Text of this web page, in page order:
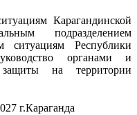
Карагандинской
подразделением
ситуациям Республики
органами и
защиты на территории
г.Караганда